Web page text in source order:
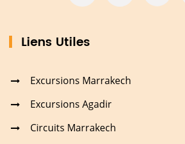
Liens Utiles
Excursions Marrakech
Excursions Agadir
Circuits Marrakech